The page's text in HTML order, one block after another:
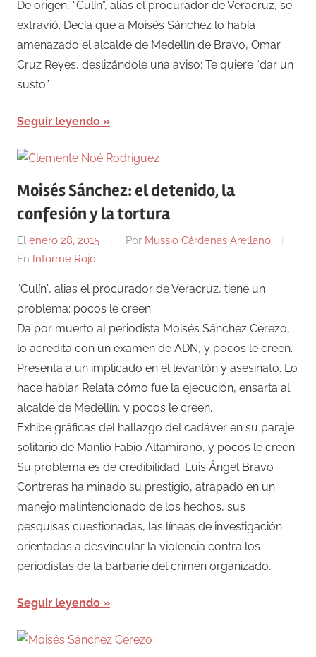
De origen, “Culín”, alias el procurador de Veracruz, se
extravió. Decía que a Moisés Sánchez lo había
amenazado el alcalde de Medellín de Bravo, Omar
Cruz Reyes, deslizándole una aviso: Te quiere “dar un
susto”.
Seguir leyendo
Moisés Sánchez: el detenido, la
confesión y la tortura
El enero 28, 2015 Por Mussio Cárdenas Arellano
En Informe Rojo
“Culín”, alias el procurador de Veracruz, tiene un
problema: pocos le creen.
Da por muerto al periodista Moisés Sánchez Cerezo,
lo acredita con un examen de ADN, y pocos le creen.
Presenta a un implicado en el levantón y asesinato. Lo
hace hablar. Relata cómo fue la ejecución, ensarta al
alcalde de Medellín, y pocos le creen.
Exhibe gráficas del hallazgo del cadáver en su paraje
solitario de Manlio Fabio Altamirano, y pocos le creen.
Su problema es de credibilidad. Luis Ángel Bravo
Contreras ha minado su prestigio, atrapado en un
manejo malintencionado de los hechos, sus
pesquisas cuestionadas, las líneas de investigación
orientadas a desvincular la violencia contra los
periodistas de la barbarie del crimen organizado.
Seguir leyendo